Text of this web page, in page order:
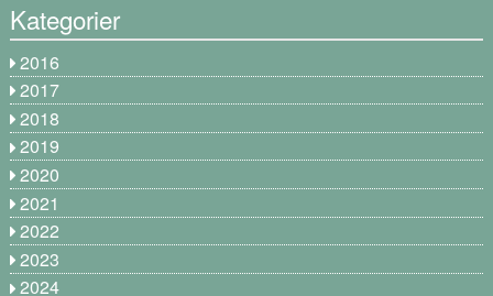
Kategorier
2016
2017
2018
2019
2020
2021
2022
2023
2024